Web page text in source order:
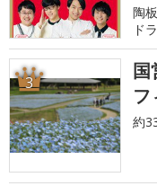
陶
ド
3
国
フ
約